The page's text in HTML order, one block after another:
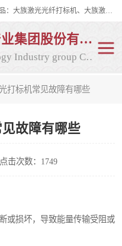
大族激光科技产业集团股份有限公司主营产品：大族激光光纤打标机、大族激光紫外打标机等，大族激光研发实力雄厚，公司拥有数百人的研发队伍，目前具有多项国际发明和国内、计算机软件着作权，多项核心技术处于国际成员之一水平，是世界上仅有的几家拥有"紫外激光"的公司之一。
大族激光科技产业集团股份有限公司
Han’s Laser Technology Industry group Co., Ltd
打标机常见故障有哪些
故障有哪些
点击次数：1749
或损坏，导致能量传输受阻或
CO2打标机
大族激光光纤打标机